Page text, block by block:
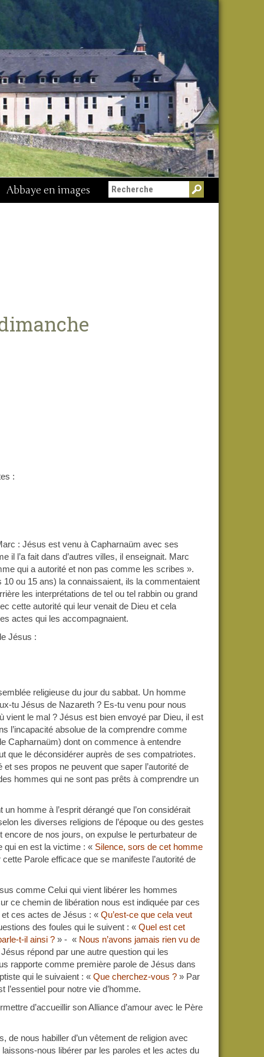
Abbaye en images Messe du 15 août
:
: Jésus est venu à Capharnaüm avec ses
il l’a fait dans d’autres villes, il enseignait. Marc
qui a autorité et non pas comme les scribes ».
ou 15 ans) la connaissaient, ils la commentaient
les interprétations de tel ou tel rabbin ou grand
cette autorité qui leur venait de Dieu et cela
actes qui les accompagnaient.
Jésus :
religieuse du jour du sabbat. Un homme
tu Jésus de Nazareth ? Es-tu venu pour nous
vient le mal ? Jésus est bien envoyé par Dieu, il est
l’incapacité absolue de la comprendre comme
Capharnaüm) dont on commence à entendre
que le déconsidérer auprès de ses compatriotes.
ses propos ne peuvent que saper l’autorité de
hommes qui ne sont pas prêts à comprendre un
homme à l’esprit dérangé que l’on considérait
les diverses religions de l’époque ou des gestes
de nos jours, on expulse le perturbateur de
qui en est la victime : «Silence, sors de cet homme
Parole efficace que se manifeste l’autorité de
comme Celui qui vient libérer les hommes
ce chemin de libération nous est indiquée par ces
ces actes de Jésus : « Qu’est-ce que cela veut
des foules qui le suivent : « Quel est cet
t-il ainsi ?» - « Nous n’avons jamais rien vu de
répond par une autre question qui les
rapporte comme première parole de Jésus dans
qui le suivaient : « Que cherchez-vous ?» Par
pour notre vie d’homme.
d’accueillir son Alliance d’amour avec le Père
de nous habiller d’un vêtement de religion avec
nous libérer par les paroles et les actes du